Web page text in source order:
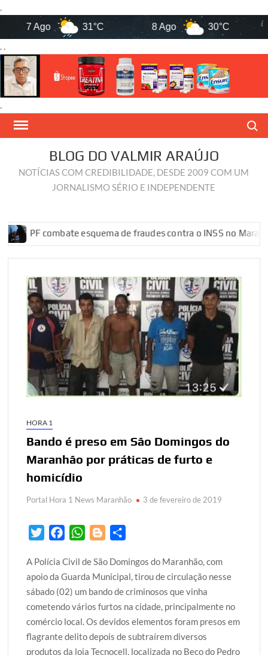
.
7 Ago 31°C 8 Ago 30°C 9
. .
.
Skip
BLOG DO VALMIR ARAÚJO
NOTÍCIAS COM CREDIBILIDADE, DESDE 2009 COM UM
JORNALISMO SÉRIO E INDEPENDENTE
combate esquema de fraudes contra o INSS no Maranhão
HORA 1
Bando é preso em São Domingos do
Maranhão por práticas de furto e
homicídio
Portal Hora 1 News Maranhão 3 de fevereiro de 2019
i
t
t
e
r
c
e
b
o
o
k
W
a
t
s
A
p
p
o
g
g
e
r
a
r
e
A Polícia Civil de São Domingos do Maranhão, com
apoio da Guarda Municipal, tirou de circulação nesse
sábado (02) um bando de criminosos que vinha
cometendo vários furtos na cidade, principalmente no
comércio local. Os devidos elementos foram presos em
flagrante delito depois de subtraírem diversos
produtos da loja Tecnocell, localizada no Beco do Pedro